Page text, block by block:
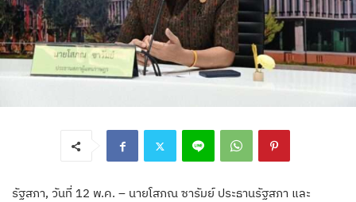
รัฐสภา, วันที่ 12 พ.ค. – นายโสภณ ซารัมย์ ประธานรัฐสภา และ